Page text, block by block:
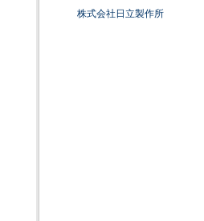
株式会社日立製作所